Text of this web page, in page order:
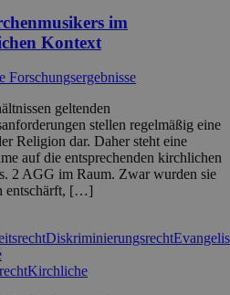
im
Kontext
Forschungsergebnisse
geltenden
stellen regelmäßig eine
Religion dar. Daher steht eine
auf die entsprechenden kirchlichen
2 AGG im Raum. Zwar wurden sie
entschärft, […]
Diskriminierungsrecht
Kirchliche